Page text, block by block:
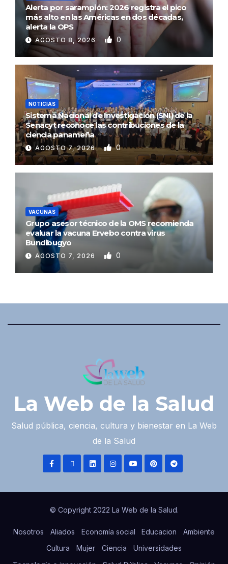
Alerta por sarampión: 2026 registra el pico
más alto en las Américas en dos décadas,
alerta la OPS
AGOSTO 8, 2026 0
NOTICIAS
Sistema Nacional de Investigación (SNI) de la
Senacyt reconoce las contribuciones de la
ciencia panameña
AGOSTO 7, 2026 0
VACUNAS
Grupo asesor técnico de la OMS recomienda
evaluar la vacuna Ervebo contra virus
Bundibugyo
AGOSTO 7, 2026 0
La Web de la Salud
Salud pública, ciencia, cultura y bienestar en La Web
de la Salud
© Copyright 2022 La Web de la Salud.
Nosotros Aliados Economía social Educacion
Ambiente
Cultura
Mujer Ciencia
Universidades